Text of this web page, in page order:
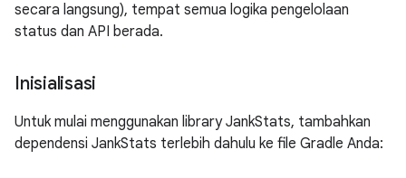
secara langsung), tempat semua logika pengelolaan
status dan API berada.
Inisialisasi
Untuk mulai menggunakan library JankStats, tambahkan
dependensi JankStats terlebih dahulu ke file Gradle Anda: